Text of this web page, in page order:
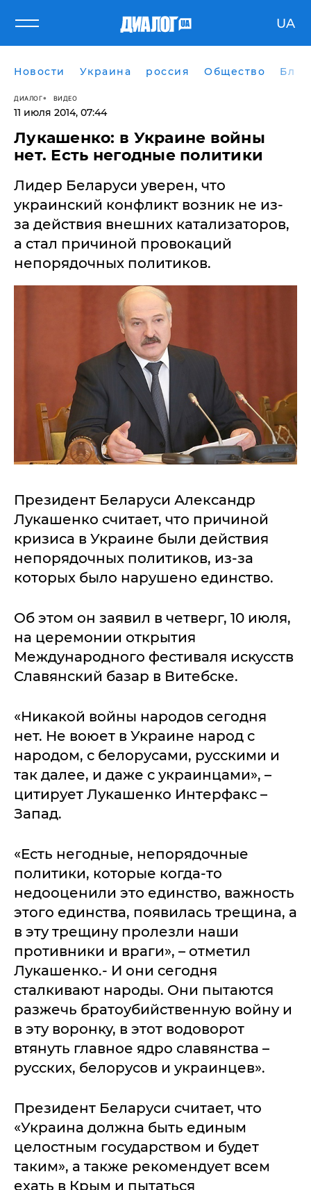
UA
Новости Украина россия Общество
ДИАЛОГ ВИДЕО
11 июля 2014, 07:44
​Лукашенко: в Украине войны
нет. Есть негодные политики
Лидер Беларуси уверен, что
украинский конфликт возник не из-
за действия внешних катализаторов,
а стал причиной провокаций
непорядочных политиков.
Президент Беларуси Александр
Лукашенко считает, что причиной
кризиса в Украине были действия
непорядочных политиков, из-за
которых было нарушено единство.
Об этом он заявил в четверг, 10 июля,
на церемонии открытия
Международного фестиваля искусств
Славянский базар в Витебске.
«Никакой войны народов сегодня
нет. Не воюет в Украине народ с
народом, с белорусами, русскими и
так далее, и даже с украинцами», –
цитирует Лукашенко Интерфакс –
Запад.
«Есть негодные, непорядочные
политики, которые когда-то
недооценили это единство, важность
этого единства, появилась трещина, а
в эту трещину пролезли наши
противники и враги», – отметил
Лукашенко.- И они сегодня
сталкивают народы. Они пытаются
разжечь братоубийственную войну и
в эту воронку, в этот водоворот
втянуть главное ядро славянства –
русских, белорусов и украинцев».
Президент Беларуси считает, что
«Украина должна быть единым
целостным государством и будет
таким», а также рекомендует всем
ехать в Крым и пытаться